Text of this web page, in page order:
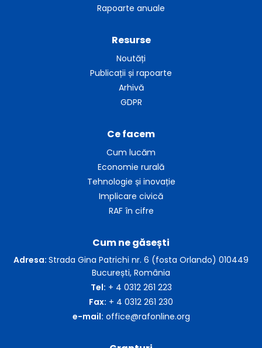
Rapoarte anuale
Ce facem
Cum lucăm
Economie rurală
Tehnologie și inovație
Implicare civică
RAF în cifre
Resurse
Noutăți
Publicații și rapoarte
Arhivă
GDPR
Cum ne găsești
Adresa: Strada Gina Patrichi nr. 6 (fosta Orlando) 010449
București, România
Tel: + 4 0312 261 223
Fax: + 4 0312 261 230
e-mail: office@rafonline.org